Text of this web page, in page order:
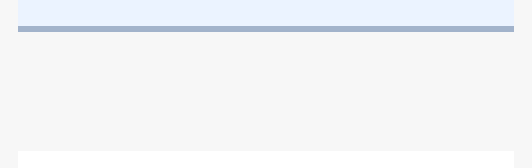
ст. 191 КК України. Йому призначили 8